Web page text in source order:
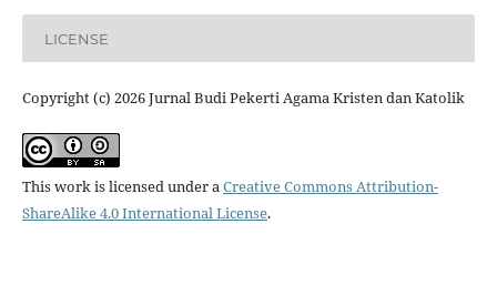
LICENSE
Copyright (c) 2026 Jurnal Budi Pekerti Agama Kristen dan Katolik
This work is licensed under aCreative Commons Attribution-
ShareAlike 4.0 International License.